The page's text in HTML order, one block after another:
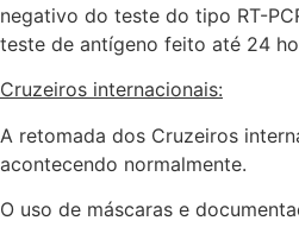
negativo do teste do tipo RT-
teste de antígeno feito até 24
Cruzeiros internacionais:
A retomada dos Cruzeiros
acontecendo normalmente.
O uso de máscaras e